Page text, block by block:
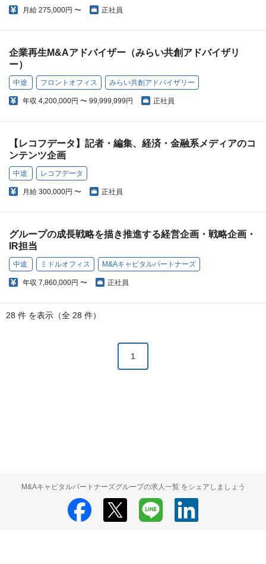
月給 275,000円 〜 正社員
企業再生M&Aアドバイザー（みらい共創アドバイザリ
ー）
中途 フロントオフィス みらい共創アドバイザリー
年収 4,200,000円 〜 99,999,999円 正社員
【レコフデータ】記者・編集、経済・金融系メディアのコ
ンテンツ企画
中途 レコフデータ
月給 300,000円 〜 正社員
グループの成長戦略を描き推進する経営企画・戦略企画・
IR担当
中途 ミドルオフィス M&Aキャピタルパートナーズ
年収 7,860,000円 〜 正社員
28 件 を表示（全 28 件）
1
M&Aキャピタルパートナーズグループの求人一覧 をシェアしましょう